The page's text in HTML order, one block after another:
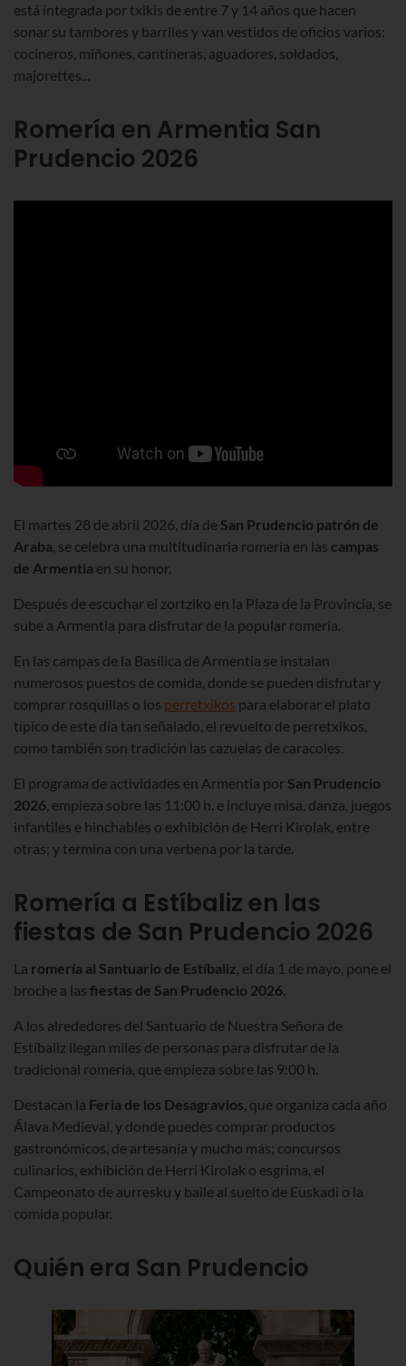
está integrada por txikis de entre 7 y 14 años que hacen
sonar su tambores y barriles y van vestidos de oficios varios:
cocineros, miñones, cantineras, aguadores, soldados,
majorettes...
Romería en Armentia San
Prudencio 2026
El martes 28 de abril 2026, día de San Prudencio patrón de
Araba, se celebra una multitudinaria romería en las campas
de Armentia en su honor.
Después de escuchar el zortziko en la Plaza de la Provincia, se
sube a Armentia para disfrutar de la popular romería.
En las campas de la Basílica de Armentia se instalan
numerosos puestos de comida, donde se pueden disfrutar y
comprar rosquillas o los perretxikos para elaborar el plato
típico de este día tan señalado, el revuelto de perretxikos,
como también son tradición las cazuelas de caracoles.
El programa de actividades en Armentia por San Prudencio
2026, empieza sobre las 11:00 h. e incluye misa, danza, juegos
infantiles e hinchables o exhibición de Herri Kirolak, entre
otras; y termina con una verbena por la tarde.
Romería a Estíbaliz en las
fiestas de San Prudencio 2026
La romería al Santuario de Estíbaliz, el día 1 de mayo, pone el
broche a las fiestas de San Prudencio 2026.
A los alrededores del Santuario de Nuestra Señora de
Estíbaliz llegan miles de personas para disfrutar de la
tradicional romería, que empieza sobre las 9:00 h.
Destacan la Feria de los Desagravios, que organiza cada año
Álava Medieval, y donde puedes comprar productos
gastronómicos, de artesanía y mucho más; concursos
culinarios, exhibición de Herri Kirolak o esgrima, el
Campeonato de aurresku y baile al suelto de Euskadi o la
comida popular.
Quién era San Prudencio